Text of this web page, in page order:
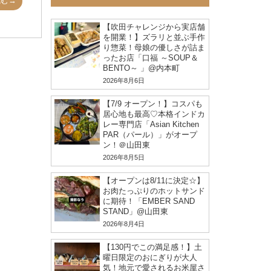
【吹田チャレンジから実店舗
を開業！】ズラリと並ぶ手作
り惣菜！母娘の優しさが詰ま
ったお店「口福 ～SOUP＆
BENTO～ 」@内本町
2026年8月6日
【7/9 オープン！】コスパも
居心地も最高♡本格インドカ
レー専門店「Asian Kitchen
PAR（パール）」がオープ
ン！＠山田東
2026年8月5日
【オープンは8/11に決定☆】
お肉たっぷりのホットサンド
に期待！「EMBER SAND
STAND」@山田東
2026年8月4日
【130円でこの満足感！】土
曜日限定のおにぎりが大人
気！地元で愛されるお米屋さ